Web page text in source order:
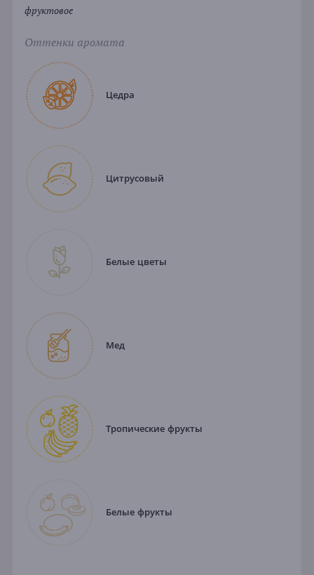
фруктовое
Оттенки аромата
Цедра
Цитрусовый
Белые цветы
Мед
Тропические фрукты
Белые фрукты